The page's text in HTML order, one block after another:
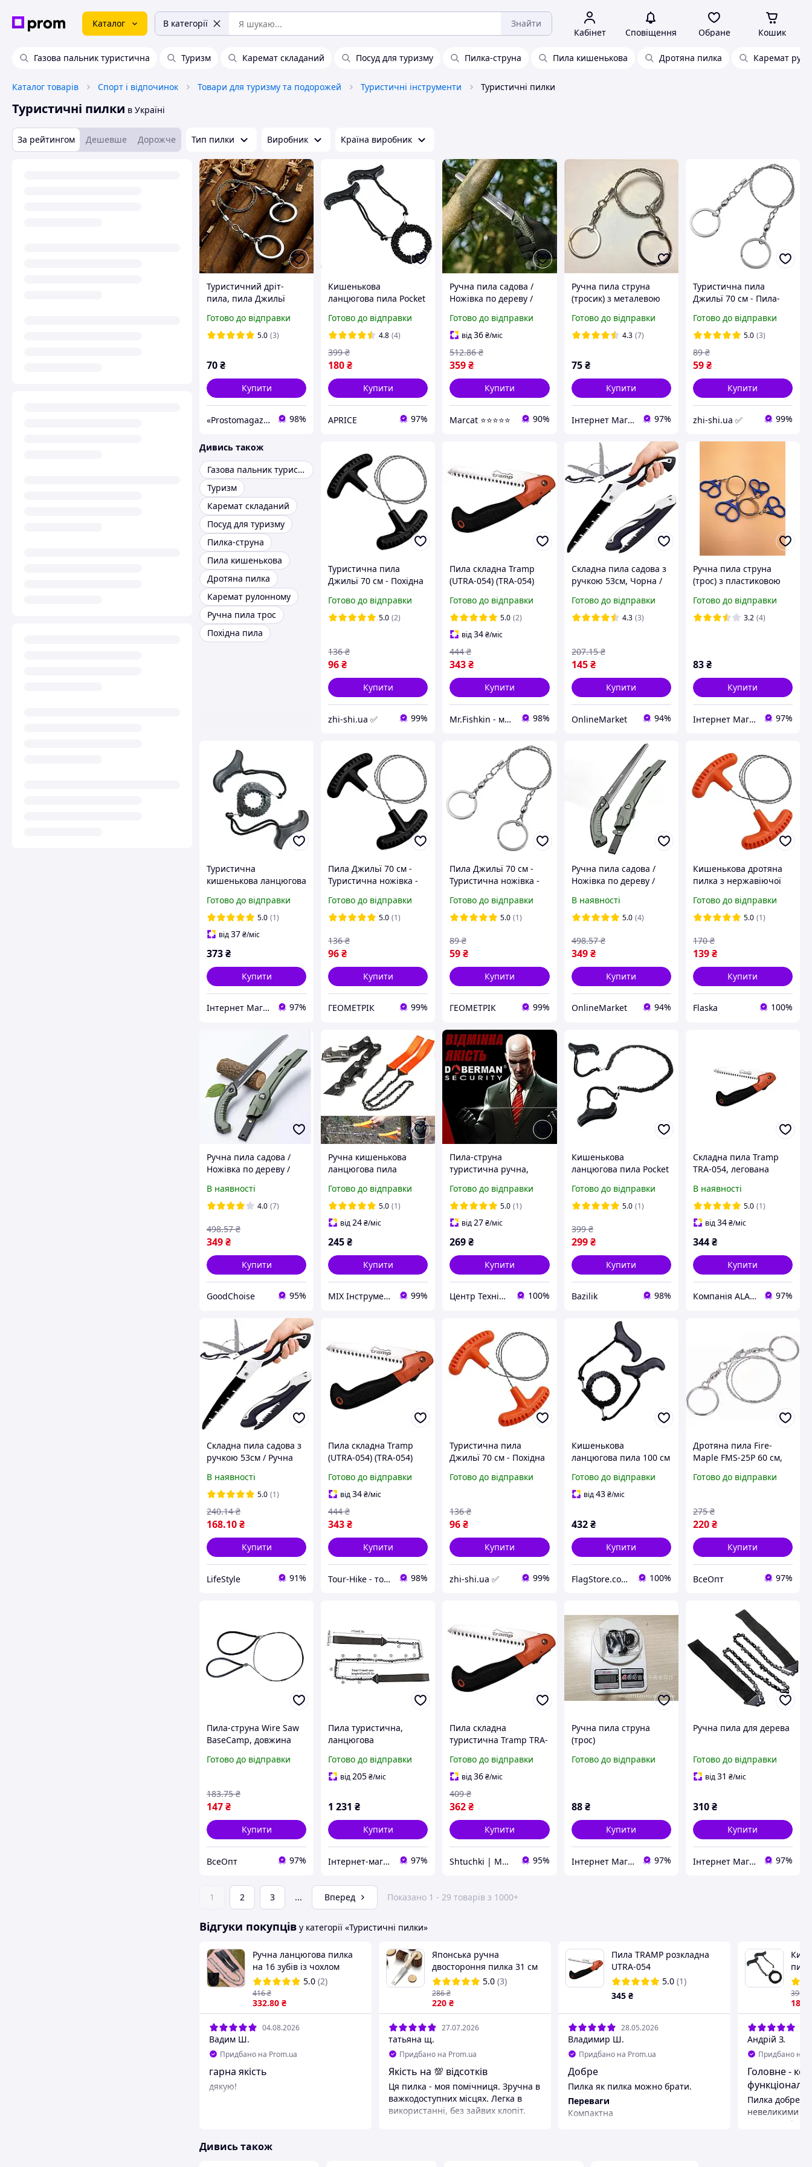
Каталог В категорії Знайти
Кабінет Сповіщення Обране Кошик
Газова пальник туристична Туризм Каремат складаний Посуд для туризму Пилка-струна Пила кишенькова Дротяна пилка Каремат
Каталог товарів Спорт і відпочинок Товари для туризму та подорожей Туристичні інструменти Туристичні пилки
Туристичні пилки в Україні
За рейтингом Дешевше Дорожче Тип пилки Виробник Країна виробник
Туристичний дріт-
пила, пила Джильї
Готово до відправки
5.0 (3)
70₴
Купити
«Prostomagazin» 98%
Кишенькова
ланцюгова пила Pocket
Готово до відправки
4.8 (4)
180₴
399 ₴
Купити
APRICE 97%
Ручна пила садова /
Ножівка по дереву /
Ножівка садова
Готово до відправки
від36₴/міс
359₴
512.86 ₴
Купити
Marcat ⭐⭐⭐⭐⭐ 90%
Ручна пила струна
(тросик) з металевою
Готово до відправки
4.3 (7)
75 ₴
Купити
Інтернет Магазин "Електронік" 97%
Туристична пила
Джильї 70 см - Пила-
виживання -
Компактна ножівка -
rings
Готово до відправки
5.0 (3)
59₴
89 ₴
Купити
zhi-shi.ua ✅ 99%
Дивись також
Газова пальник туристична
Туризм
Каремат складаний
Посуд для туризму
Пилка-струна
Пила кишенькова
Дротяна пилка
Каремат рулонному
Ручна пила трос
Похідна пила
Туристична пила
Джильї 70 см - Похідна
виживання -
Компактна ножівка -
Готово до відправки
5.0 (2)
96₴
136 ₴
Купити
zhi-shi.ua ✅ 99%
Пила складна Tramp
(UTRA-054) (TRA-054)
Готово до відправки
5.0 (2)
від34₴/міс
343₴
444 ₴
Купити
Mr.Fishkin - магазин мобільних аксесуарів 98%
Складна пила садова з
ручкою 53см, Чорна /
Туристична пила по
дереву / Ножівка
Готово до відправки
4.3 (3)
145 ₴
207.15 ₴
Купити
OnlineMarket 94%
Ручна пила струна
(трос) з пластиковою
Готово до відправки
3.2 (4)
83₴
Купити
Інтернет Магазин "Електронік" 97%
Туристична
кишенькова ланцюгова
Готово до відправки
5.0 (1)
від37₴/міс
373₴
Купити
Інтернет Магазин "Електронік" 97%
Пила Джильї 70 см -
Туристична ножівка -
для виживання - black
Готово до відправки
5.0 (1)
96₴
136 ₴
Купити
ГЕОМЕТРІК 99%
Пила Джильї 70 см -
Туристична ножівка -
для виживання - rings
Готово до відправки
5.0 (1)
59₴
89 ₴
Купити
ГЕОМЕТРІК 99%
Ручна пила садова /
Ножівка по дереву /
Ножівка садова
В наявності
5.0 (4)
349 ₴
498.57 ₴
Купити
OnlineMarket 94%
Кишенькова дротяна
пилка з нержавіючої
см
Готово до відправки
5.0 (1)
139₴
170 ₴
Купити
Flaska 100%
Ручна пила садова /
Ножівка по дереву /
Ножівка садова
В наявності
4.0 (7)
349₴
498.57 ₴
Купити
GoodChoise 95%
Ручна кишенькова
ланцюгова пила
Готово до відправки
5.0 (1)
від24₴/міс
245₴
Купити
MIX Інструмент 99%
Пила-струна
туристична ручна,
пила удавка Doberman
Security SE15
Готово до відправки
5.0 (1)
від27₴/міс
269₴
Купити
Центр Технічної Безпеки 100%
Кишенькова
ланцюгова пила Pocket
побутова
Готово до відправки
5.0 (1)
299 ₴
399 ₴
Купити
Bazilik 98%
Складна пила Tramp
TRA-054, легована
кемпінгу 40 см
В наявності
5.0 (1)
від34₴/міс
344₴
Купити
Компанія ALANTUR 97%
Складна пила садова з
ручкою 53см / Ручна
Туристична пила по
дереву / Ножівка
садова
В наявності
5.0 (1)
168.10₴
240.14 ₴
Купити
LifeStyle 91%
Пила складна Tramp
(UTRA-054) (TRA-054)
Готово до відправки
від34₴/міс
343₴
444 ₴
Купити
Tour-Hike - товари для туризму та активного відпочинку 98%
Туристична пила
Джильї 70 см - Похідна
виживання -
red
Готово до відправки
96₴
136 ₴
Купити
zhi-shi.ua ✅ 99%
Кишенькова
ланцюгова пила 100 см
туристична пила по
дереву, похідна пилка
виживання
Готово до відправки
від43 ₴/міс
432 ₴
Купити
FlagStore.com.ua 100%
Дротяна пила Fire-
Maple FMS-25P 60 см,
туристів та виживання
Готово до відправки
220₴
275 ₴
Купити
ВсеОпт 97%
Пила-струна Wire Saw
BaseCamp, довжина
сталеве лезо, гумова
Готово до відправки
147₴
183.75 ₴
Купити
ВсеОпт 97%
Пила туристична,
ланцюгова
Готово до відправки
від205₴/міс
1 231 ₴
Купити
Інтернет-магазин Co-Di 97%
Пила складна
туристична Tramp TRA-
Готово до відправки
від36₴/міс
362₴
409 ₴
Купити
Shtuchki | Магазин корисних штучок 95%
Ручна пила струна
(трос)
Готово до відправки
88 ₴
Купити
Інтернет Магазин "Електронік" 97%
Ручна пила для дерева
Готово до відправки
від31 ₴/міс
310₴
Купити
Інтернет Магазин "Електронік" 97%
1 2 3 ... Вперед Показано 1 - 29 товарів з 1000+
Відгуки покупців у категорії «Туристичні пилки»
Ручна ланцюгова пилка
на 16 зубів із чохлом
Чорний Хіт продажу!
5.0 (2)
332.80 ₴
416₴
04.08.2026
Вадим Ш.
Придбано на Prom.ua
гарна якість
дякую!
Японська ручна
двостороння пилка 31 см
JP-31
5.0 (3)
220 ₴
286₴
27.07.2026
татьяна щ.
Придбано на Prom.ua
Якість на 💯 відсотків
Ця пилка - моя помічниця. Зручна в
важкодоступних місцях. Легка в
використанні, без зайвих клопіт.
Пила TRAMP розкладна
UTRA-054
5.0 (1)
345 ₴
28.05.2026
Владимир Ш.
Придбано на Prom.ua
Добре
Пилка як пилка можно брати.
Переваги
Компактна
180
399
Андрій З.
Придбано на
Головне -
функціонал.
Пилка добре
невеликими
деревами і
Дивись також